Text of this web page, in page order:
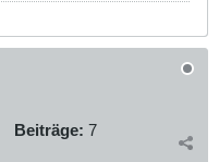
Beiträge: 7